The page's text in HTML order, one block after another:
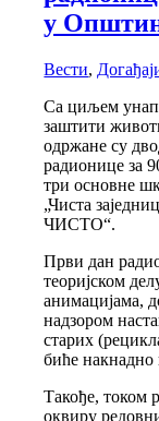
у
Вести,
Са циљем
заштити
одржане су
радионице за
три основне
„Чиста
ЧИСТО“.
Први дан
теоријском
анимацијама,
надзором
старих
биће
Такође, током
оквиру